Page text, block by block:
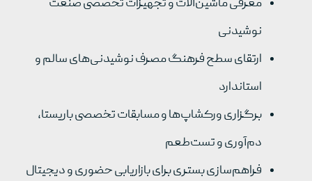
معرفی ماشین‌آلات و تجهیزات تخصصی صنعت
نوشیدنی
ارتقای سطح فرهنگ مصرف نوشیدنی‌های سالم و
استاندارد
برگزاری ورکشاپ‌ها و مسابقات تخصصی باریستا،
دم‌آوری و تست‌طعم
فراهم‌سازی بستری برای بازاریابی حضوری و دیجیتال